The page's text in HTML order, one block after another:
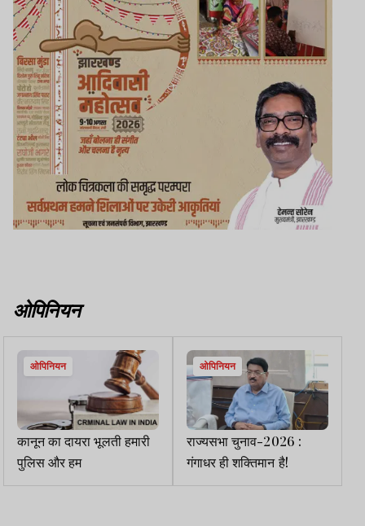
ओपिनियन
ओपिनियन
कानून का दायरा भूलती हमारी
पुलिस और हम
ओपिनियन
राज्यसभा चुनाव-2026 :
गंगाधर ही शक्तिमान है!